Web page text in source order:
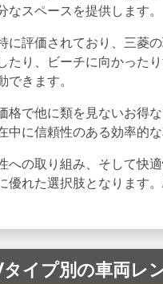
スペースを提供します。
に評価されており、三菱
たり、ビーチに向かった
きます。
格で他に類を見ないお得
中に信頼性のある効率的
への取り組み、そして快
優れた選択肢となります
イプ別の車両レ